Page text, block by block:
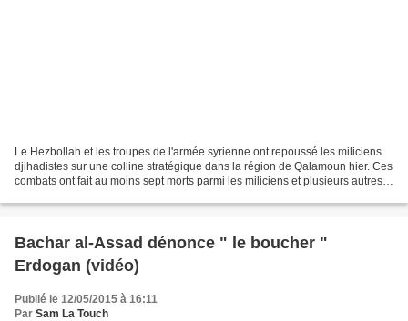
Le Hezbollah et les troupes de l'armée syrienne ont repoussé les miliciens
djihadistes sur une colline stratégique dans la région de Qalamoun hier. Ces
combats ont fait au moins sept morts parmi les miliciens et plusieurs autres
Bachar al-Assad dénonce " le boucher "
Erdogan (vidéo)
Publié le 12/05/2015 à 16:11
Par Sam La Touch